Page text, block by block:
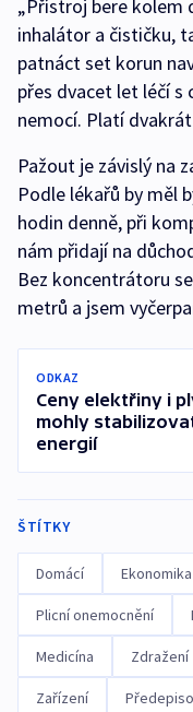
„Přístroj bere kolem
inhalátor a čističku,
patnáct set korun
přes dvacet let léčí s
nemocí. Platí
Pažout je závislý na
Podle lékařů by měl
hodin denně, při
nám přidají na
Bez koncentrátoru
metrů a jsem
ODKAZ
Ceny elektřiny i
mohly
energií
ŠTÍTKY
Domácí Ekonomika
Plicní onemocnění
Medicína Zdražení
Zařízení